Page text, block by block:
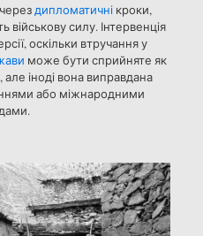
дипломатичнікроки,
військову силу. Інтервенція
оскільки втручання у
може бути сприйняте як
, але іноді вона виправдана
або міжнародними